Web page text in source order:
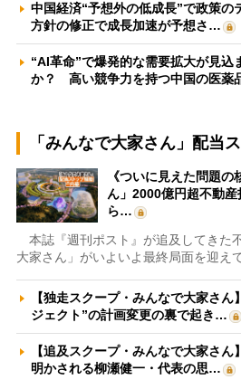
中国経済“予想外の低成長”で政策
方針の修正で成長加速が予想さ…
“AI革命”で爆発的な需要拡大が見込
か？ 高い競争力を持つ中国の医薬
「みんなで大家さん」配当
《ついに見えた問題
ん」2000億円超不動産
ら…
本誌『週刊ポスト』が追及してきた
大家さん」がいよいよ最終局面を迎え
【独走スクープ・みんなで大家さん
ジェクト”の計画変更の裏で起き…
【追及スクープ・みんなで大家さ
明かされる柳瀬健一・代表の思…